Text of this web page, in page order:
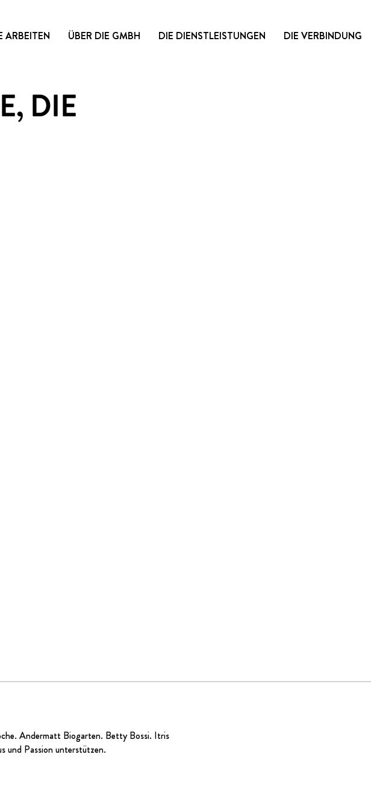
ARBEITEN ÜBER DIE GMBH DIE DIENSTLEISTUNGEN DIE VERBINDUNG
DIE
Andermatt Biogarten. Betty Bossi. Itris
und Passion unterstützen.